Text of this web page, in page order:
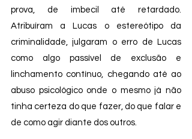
prova, de imbecil até retardado.
Atribuíram a Lucas o estereótipo da
criminalidade, julgaram o erro de Lucas
como algo passível de exclusão e
linchamento contínuo, chegando até ao
abuso psicológico onde o mesmo já não
tinha certeza do que fazer, do que falar e
de como agir diante dos outros.